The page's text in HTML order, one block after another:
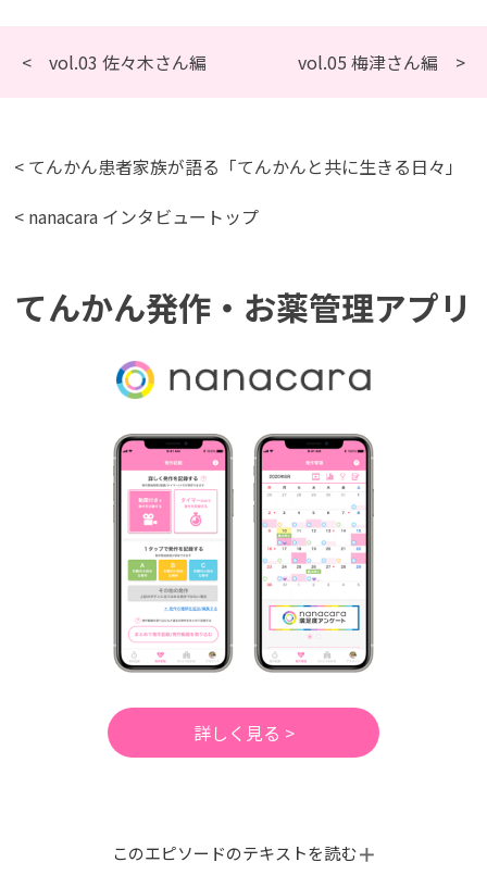
< vol.03 佐々木さん編 vol.05 梅津さん編 >
< てんかん患者家族が語る「てんかんと共に生きる日々」
< nanacara インタビュートップ
てんかん発作・お薬管理アプリ
詳しく見る >
このエピソードのテキストを読む